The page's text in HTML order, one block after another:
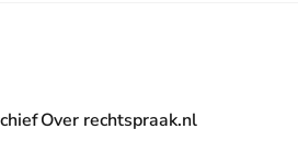
Over rechtspraak.nl